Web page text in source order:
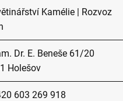
Kamélie | Rozvoz
Dr. E. Beneše 61/20
Holešov
603 269 918